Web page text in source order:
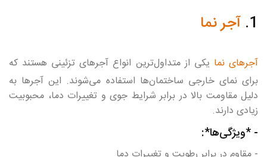
1. آجر نما
آجرهای نما یکی از متداول‌ترین انواع آجرهای تزئینی هستند که
برای نمای خارجی ساختمان‌ها استفاده می‌شوند. این آجرها به
دلیل مقاومت بالا در برابر شرایط جوی و تغییرات دما، محبوبیت
زیادی دارند.
- *ویژگی‌ها*: